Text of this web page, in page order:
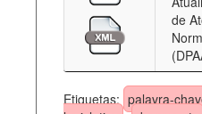
de
Etiquetas: palavra-